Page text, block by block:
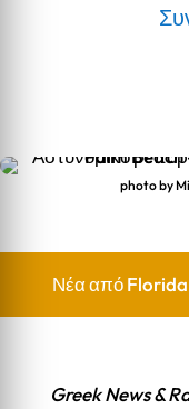
photo by
Νέα από Florida
Greek News &